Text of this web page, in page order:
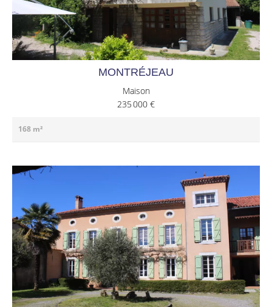
MONTRÉJEAU
Maison
235 000 €
168 m²